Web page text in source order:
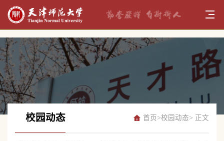
校园动态 首页 >校园动态> 正文